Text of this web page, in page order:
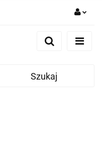
Zaloguj się
Zgody cookies
Szukaj